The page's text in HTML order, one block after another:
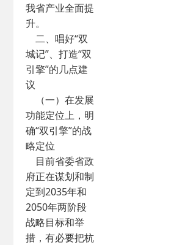
我省产业全面提
升。
二、唱好“双
城记”、打造“双
引擎”的几点建
议
（一）在发展
功能定位上，明
确“双引擎”的战
略定位
目前省委省政
府正在谋划和制
定到2035年和
2050年两阶段
战略目标和举
措，有必要把杭